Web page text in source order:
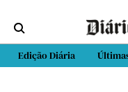
Edição Diária